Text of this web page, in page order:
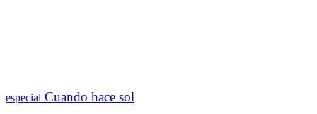
especial Cuando hace sol